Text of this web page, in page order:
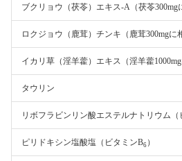
ブクリョウ（茯苓）エキス-A（茯苓300mg
ロクジョウ（鹿茸）チンキ（鹿茸300mgに
イカリ草（淫羊藿）エキス（淫羊藿1000mg
タウリン
リボフラビンリン酸エステルナトリウム（
ピリドキシン塩酸塩（ビタミンB6 ）